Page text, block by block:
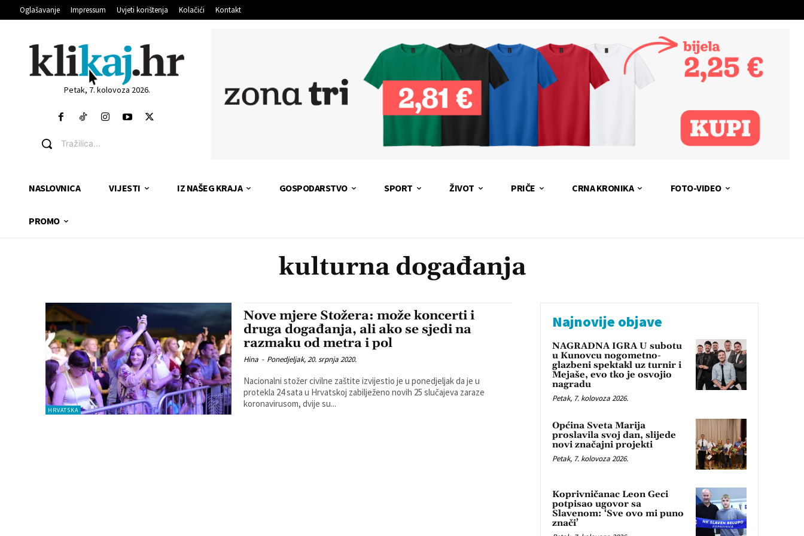
Oglašavanje Impressum Uvjeti korištenja Kolačići Kontakt
Petak, 7. kolovoza 2026.
Tražilica...
NASLOVNICA VIJESTI IZ NAŠEG KRAJA GOSPODARSTVO SPORT ŽIVOT PRIČE CRNA KRONIKA FOTO-VIDEO
PROMO
kulturna događanja
HRVATSKA
Nove mjere Stožera: može koncerti i
druga događanja, ali ako se sjedi na
razmaku od metra i pol
Hina - Ponedjeljak, 20. srpnja 2020.
Nacionalni stožer civilne zaštite izvijestio je u ponedjeljak da je u
protekla 24 sata u Hrvatskoj zabilježeno novih 25 slučajeva zaraze
koronavirusom, dvije su...
Najnovije objave
NAGRADNA IGRA U subotu
u Kunovcu nogometno-
glazbeni spektakl uz turnir i
Mejaše, evo tko je osvojio
nagradu
Petak, 7. kolovoza 2026.
Općina Sveta Marija
proslavila svoj dan, slijede
novi značajni projekti
Petak, 7. kolovoza 2026.
Koprivničanac Leon Geci
potpisao ugovor sa
Slavenom: ‘Sve ovo mi puno
znači’